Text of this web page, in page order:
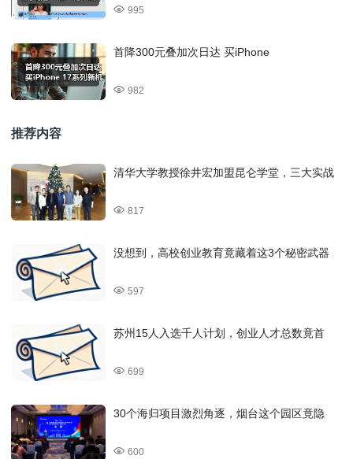
995
首降300元叠加次日达 买iPhone
982
推荐内容
清华大学教授徐井宏加盟昆仑学堂，三大实战
817
没想到，高校创业教育竟藏着这3个秘密武器
597
苏州15人入选千人计划，创业人才总数竟首
699
30个海归项目激烈角逐，烟台这个园区竟隐
600